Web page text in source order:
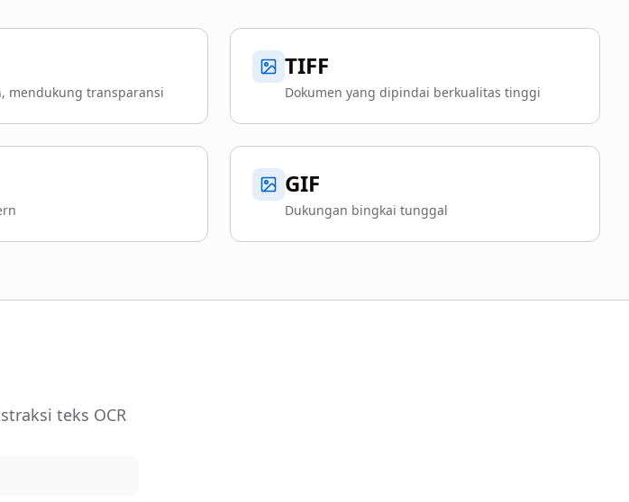
mendukung transparansi
TIFF
Dokumen yang dipindai berkualitas tinggi
GIF
Dukungan bingkai tunggal
teks OCR